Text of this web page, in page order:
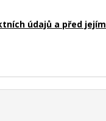
údajů a před jejím